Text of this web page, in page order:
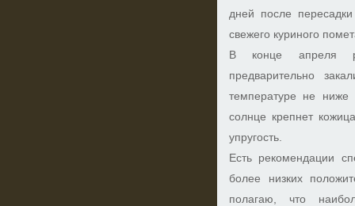
дней после
свежего куриного
В конце апреля
предварительно
температуре не
солнце крепнет
упругость.
Есть рекомендации
более низких
полагаю, что